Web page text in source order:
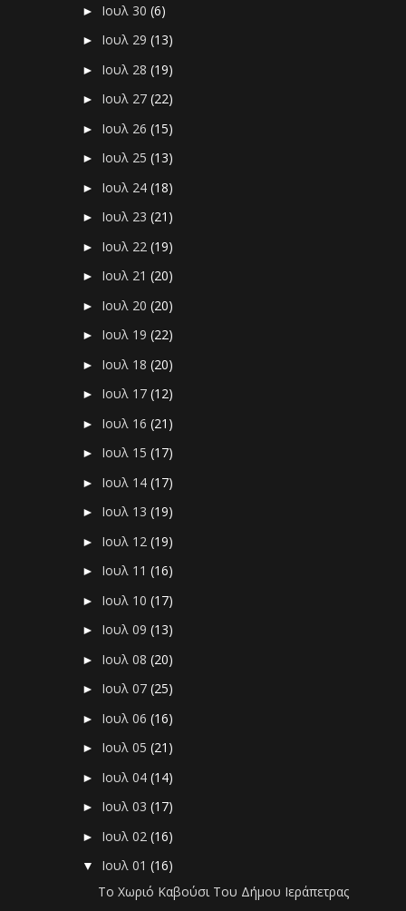
► Ιουλ 30(6)
► Ιουλ 29(13)
► Ιουλ 28(19)
► Ιουλ 27(22)
► Ιουλ 26(15)
► Ιουλ 25(13)
► Ιουλ 24(18)
► Ιουλ 23(21)
► Ιουλ 22(19)
► Ιουλ 21(20)
► Ιουλ 20(20)
► Ιουλ 19(22)
► Ιουλ 18(20)
► Ιουλ 17(12)
► Ιουλ 16(21)
► Ιουλ 15(17)
► Ιουλ 14(17)
► Ιουλ 13(19)
► Ιουλ 12(19)
► Ιουλ 11(16)
► Ιουλ 10(17)
► Ιουλ 09(13)
► Ιουλ 08(20)
► Ιουλ 07(25)
► Ιουλ 06(16)
► Ιουλ 05(21)
► Ιουλ 04(14)
► Ιουλ 03(17)
► Ιουλ 02(16)
▼ Ιουλ 01(16)
Το Χωριό Καβούσι Του Δήμου Ιεράπετρας